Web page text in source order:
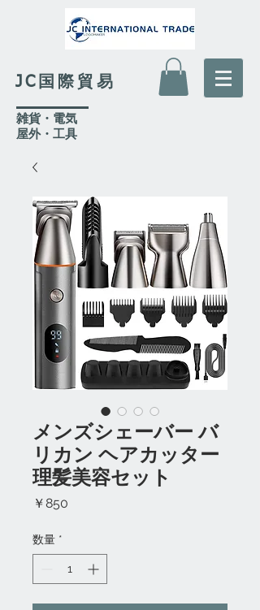
JC国際貿易
​雑貨・電気
​屋外・工具
メンズシェーバー バ
リカン ヘアカッター
理髪美容セット
￥850
数量 *